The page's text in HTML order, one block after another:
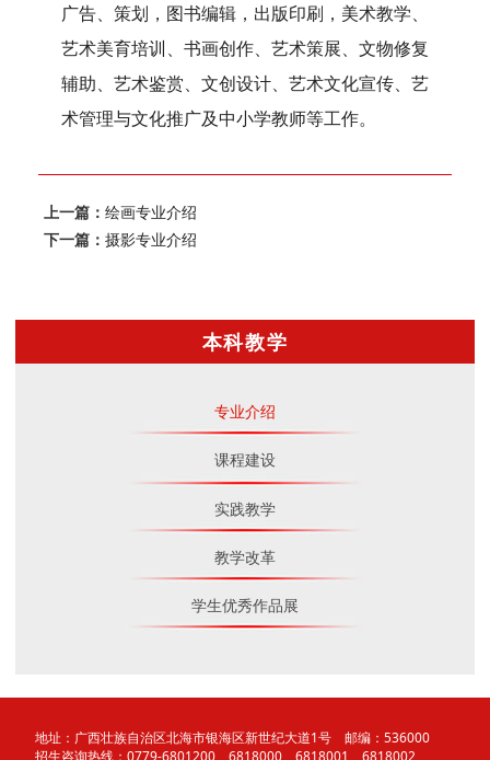
本科教学
专业介绍
课程建设
实践教学
教学改革
学生优秀作品展
广告、策划，图书编辑，出版印刷，美术教学、
艺术美育培训、书画创作、艺术策展、文物修复
辅助、艺术鉴赏、文创设计、艺术文化宣传、艺
术管理与文化推广及中小学教师等工作。
上一篇： 绘画专业介绍
下一篇： 摄影专业介绍
地址：广西壮族自治区北海市银海区新世纪大道1号 邮编：536000
招生咨询热线：0779-6801200、6818000、6818001、6818002、